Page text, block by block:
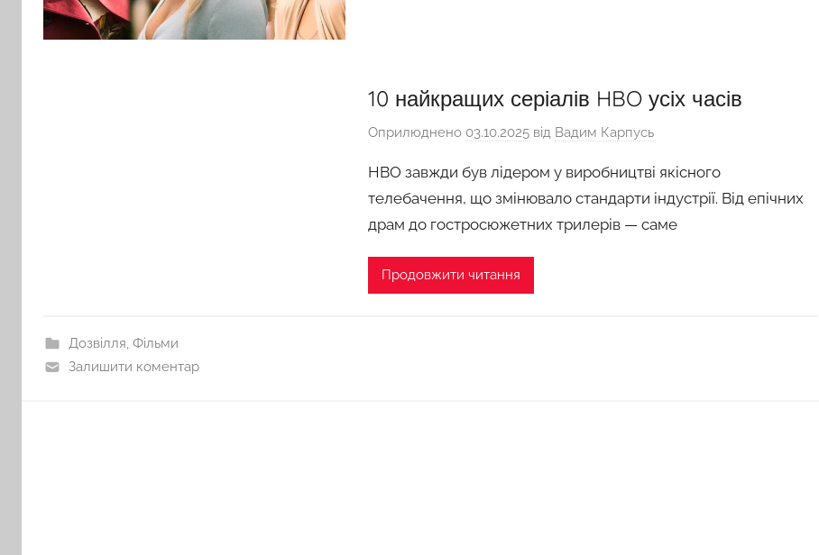
10 найкращих серіалів HBO усіх часів
Оприлюднено 03.10.2025 від Вадим Карпусь
HBO завжди був лідером у виробництві якісного
телебачення, що змінювало стандарти індустрії. Від епічних
драм до гостросюжетних трилерів — саме
Продовжити читання
Дозвілля, Фільми
Залишити коментар